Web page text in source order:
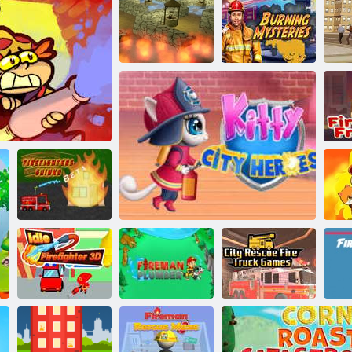
Мій світ: Пожежна частина
Вогняний
стрибок
Згоряючи
Вода проти
вогню
Палаючі
таємниці
Пожежний
Вантажівка
Водій
Нескінченний
Пожежний
Міські
рятувальні
пожежні